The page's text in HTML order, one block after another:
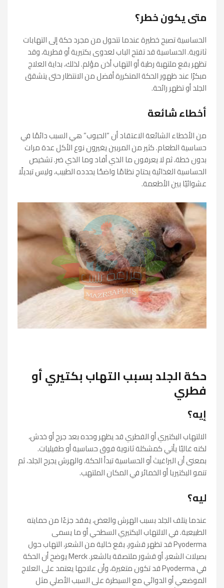
متى يكون خطر؟
الحساسية تصبح خطيرة عندما تتحول من مجرد حكة إلى التهابات
ثانوية. الحساسية قد تفتح الباب لعدوى بكتيرية أو فطرية، وقد
تظهر بقع ملتهبة رطبة أو التهاب أذن مؤلم. لذلك، بداية العلاج
مبكرًا عند ظهور الحكة المتكررة أفضل من الانتظار حتى يتشقق
الجلد أو تظهر رائحة.
أخطاء شائعة
من الأخطاء الشائعة الاعتقاد أن “الحبوب” هي السبب دائمًا في
حساسية الطعام. كثير من المربين يغيرون نوع الأكل عدة مرات
بدون خطة، ثم لا يعرفون ما الذي أفاد وما الذي ضر. تشخيص
الحساسية الغذائية يحتاج نظامًا واضحًا يحدده الطبيب، وليس تبديلًا
عشوائيًا بين الأطعمة.
حكة الجلد بسبب التهاب بكتيري أو
فطري
إيه؟
الالتهاب البكتيري أو الفطري قد يظهر وحده بعد جرح أو خدش،
لكنه غالبًا يأتي كمشكلة ثانوية فوق حساسية أو طفيليات.
بمعنى أن البراغيث أو الحساسية تبدأ الحكة، والهرش يجرح الجلد، ثم
تنمو البكتيريا أو الخمائر في المكان الملتهب.
ليه؟
عندما يتلف الجلد بسبب الهرش والعض، يفقد جزءًا من حمايته
الطبيعية. في الالتهاب البكتيري السطحي أو ما يسمى
Pyoderma قد تظهر قشور، بقع خالية من الشعر، التهاب حول
بصيلات الشعر، أو قشور ملتصقة بالشعر. Merck يوضح أن الحكة
في Pyoderma قد تكون متغيرة، وأن علاجها يعتمد على العلاج
الموضعي أو الدوائي مع السيطرة على السبب الأصلي مثل